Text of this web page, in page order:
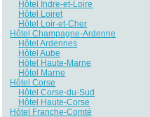
Hôtel Indre-et-Loire
Hôtel Loiret
Hôtel Loir-et-Cher
Hôtel Champagne-Ardenne
Hôtel Ardennes
Hôtel Aube
Hôtel Haute-Marne
Hôtel Marne
Hôtel Corse
Hôtel Corse-du-Sud
Hôtel Haute-Corse
Hôtel Franche-Comté